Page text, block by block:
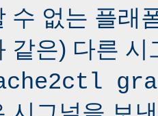
수 없는 플래
같은) 다른 시